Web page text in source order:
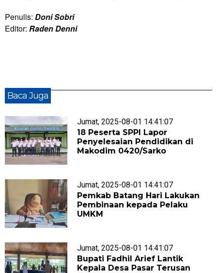
Penulis: Doni Sobri
Editor: Raden Denni
Baca Juga
Jumat, 2025-08-01 14:41:07
18 Peserta SPPI Lapor
Penyelesaian Pendidikan di
Makodim 0420/Sarko
Jumat, 2025-08-01 14:41:07
Pemkab Batang Hari Lakukan
Pembinaan kepada Pelaku
UMKM
Jumat, 2025-08-01 14:41:07
Bupati Fadhil Arief Lantik
Kepala Desa Pasar Terusan